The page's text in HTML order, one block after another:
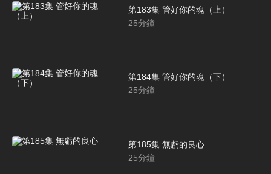
第183集 管好你的魂（上）
25分鐘
第184集 管好你的魂（下）
25分鐘
第185集 無虧的良心
25分鐘